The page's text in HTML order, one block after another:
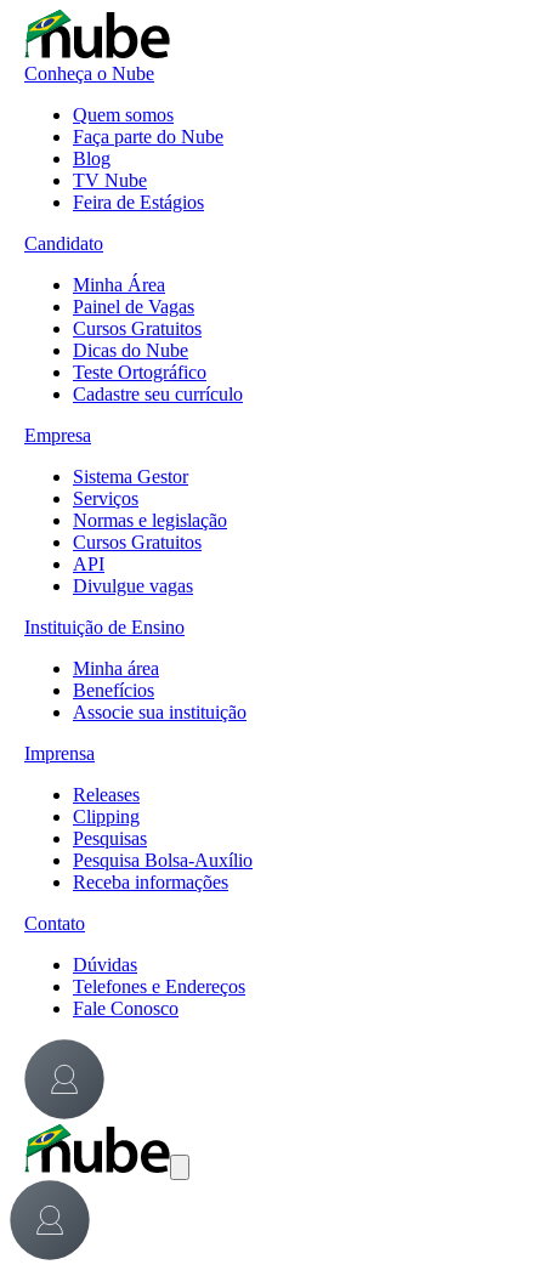
Conheça o Nube
Quem somos
Faça parte do Nube
Blog
TV Nube
Feira de Estágios
Candidato
Minha Área
Painel de Vagas
Cursos Gratuitos
Dicas do Nube
Teste Ortográfico
Cadastre seu currículo
Empresa
Sistema Gestor
Serviços
Normas e legislação
Cursos Gratuitos
API
Divulgue vagas
Instituição de Ensino
Minha área
Benefícios
Associe sua instituição
Imprensa
Releases
Clipping
Pesquisas
Pesquisa Bolsa-Auxílio
Receba informações
Contato
Dúvidas
Telefones e Endereços
Fale Conosco